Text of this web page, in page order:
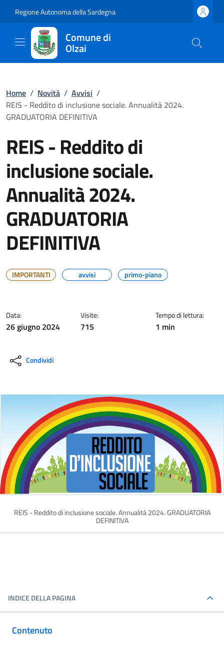
Regione Autonoma della Sardegna
Comune di
Olzai
Home / Novità / Avvisi /
REIS - Reddito di inclusione sociale. Annualità 2024.
GRADUATORIA DEFINITIVA
REIS - Reddito di
inclusione sociale.
Annualità 2024.
GRADUATORIA
DEFINITIVA
IMPORTANTI avvisi primo-piano
Data:
26 giugno 2024
Visite:
715
Tempo di lettura:
1 min
Condividi
REIS - Reddito di inclusione sociale. Annualità 2024. GRADUATORIA
DEFINITIVA
INDICE DELLA PAGINA
Contenuto